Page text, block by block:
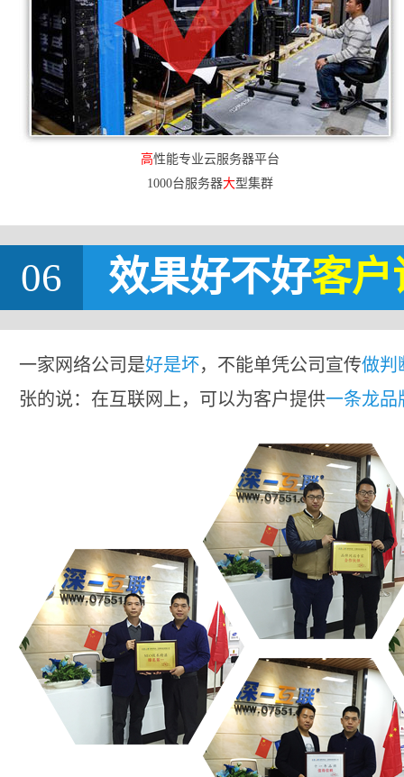
高性能专业云服务器平台
1000台服务器大型集群
06 效果好不好客户
一家网络公司是好是坏，不能单凭公司宣传做判
张的说：在互联网上，可以为客户提供一条龙品